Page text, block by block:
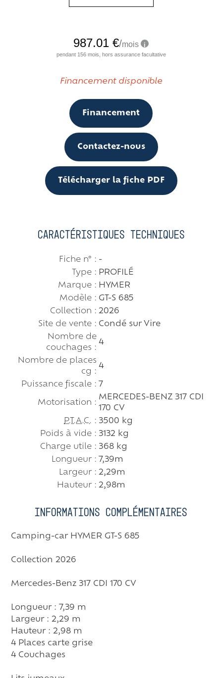
Financement disponible
Financement
Contactez-nous
Télécharger la fiche PDF
Caractéristiques techniques
Fiche n° : -
Type : PROFILÉ
Marque : HYMER
Modèle : GT-S 685
Collection : 2026
Site de vente : Condé sur Vire
Nombre de
couchages :
4
Nombre de places
cg :
4
Puissance fiscale : 7
Motorisation :
MERCEDES-BENZ 317 CDI
170 CV
P.T.A.C. : 3500 kg
Poids à vide : 3132 kg
Charge utile : 368 kg
Longueur : 7,39m
Largeur : 2,29m
Hauteur : 2,98m
Informations complémentaires
Camping-car HYMER GT-S 685
Collection 2026
Mercedes-Benz 317 CDI 170 CV
Longueur : 7,39 m
Largeur : 2,29 m
Hauteur : 2,98 m
4 Places carte grise
4 Couchages